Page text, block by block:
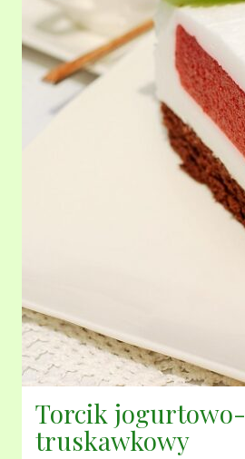
Torcik jogurtowo-
truskawkowy